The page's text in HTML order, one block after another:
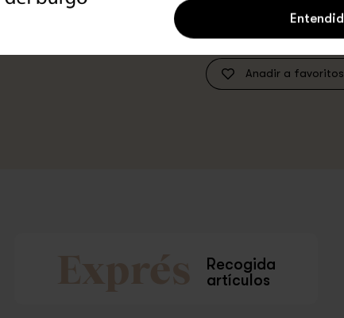
Anadir a favoritos
Recogida
artículos